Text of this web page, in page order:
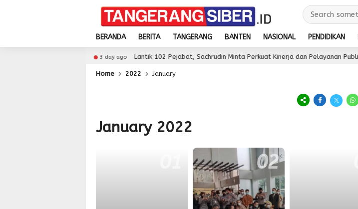
BERANDA BERITA TANGERANG BANTEN NASIONAL PENDIDIKAN
3 day ago Lantik 102 Pejabat, Sachrudin Minta Perkuat Kinerja dan Pelayanan Publik
Home 2022 January
January 2022